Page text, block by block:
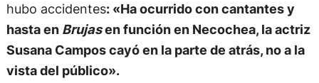
hubo accidentes: «Ha ocurrido con cantantes y
hasta en Brujasen función en Necochea, la actriz
Susana Campos cayó en la parte de atrás, no a la
vista del público».